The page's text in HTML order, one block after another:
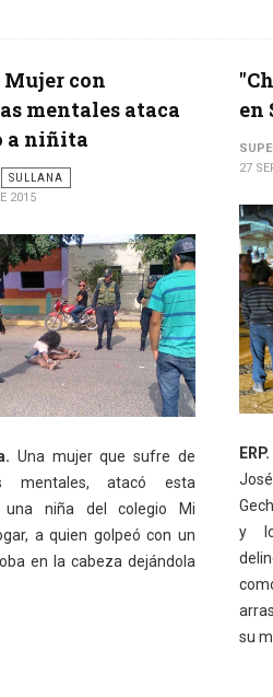
con
mentales ataca
a niñita
SULLANA
2015
Una mujer que sufre de
mentales, atacó esta
una niña del colegio ‪‎Mi
a quien golpeó con un
en la cabeza dejándola
en
27
ERP.
y
su